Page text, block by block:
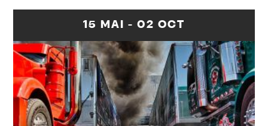
15 MAI - 02 OCT